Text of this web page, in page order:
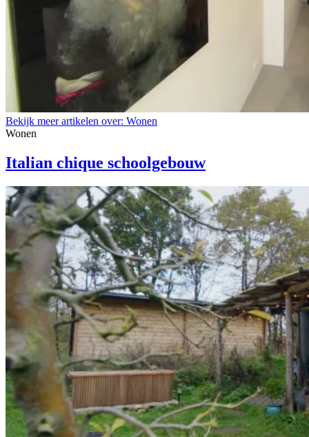
Bekijk meer artikelen over: Wonen
Wonen
Italian chique schoolgebouw